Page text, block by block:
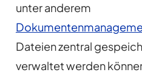
unter anderem
Dateien zentral
verwaltet werden